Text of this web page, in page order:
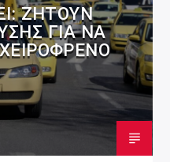
ΖΗΤΟΎΝ
ΓΙΑ ΝΑ